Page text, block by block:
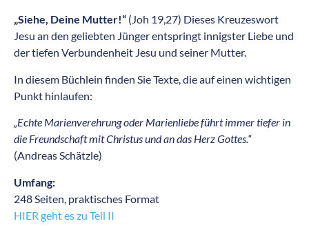
„Siehe, Deine Mutter!“ (Joh 19,27) Dieses Kreuzeswort
Jesu an den geliebten Jünger entspringt innigster Liebe und
der tiefen Verbundenheit Jesu und seiner Mutter.
In diesem Büchlein finden Sie Texte, die auf einen wichtigen
Punkt hinlaufen:
„Echte Marienverehrung oder Marienliebe führt immer tiefer in
die Freundschaft mit Christus und an das Herz Gottes.“
(Andreas Schätzle)
Umfang:
248 Seiten, praktisches Format
HIER geht es zu Teil II